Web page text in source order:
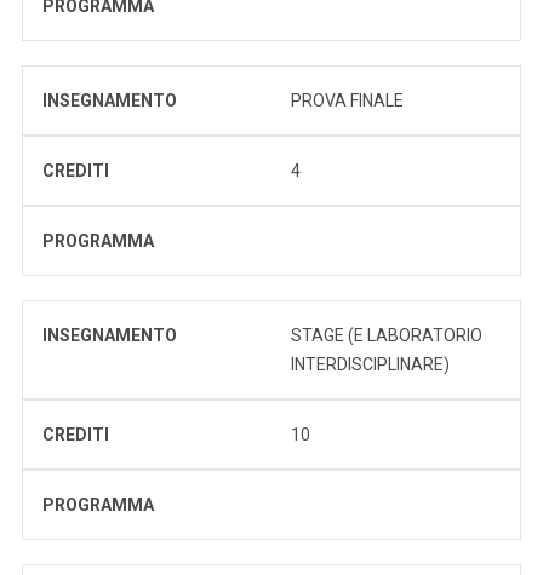
PROGRAMMA
INSEGNAMENTO PROVA FINALE
CREDITI 4
PROGRAMMA
INSEGNAMENTO
STAGE (E LABORATORIO
INTERDISCIPLINARE)
CREDITI 10
PROGRAMMA